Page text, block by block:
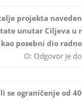
projekta
unutar Ciljeva
posebni dio
O: Odgovor je
li se ograničenje od